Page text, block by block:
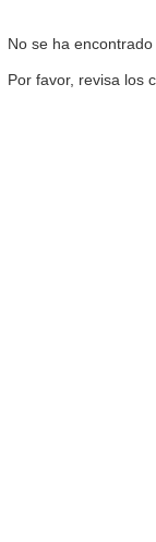
No se ha
Por favor, revisa los